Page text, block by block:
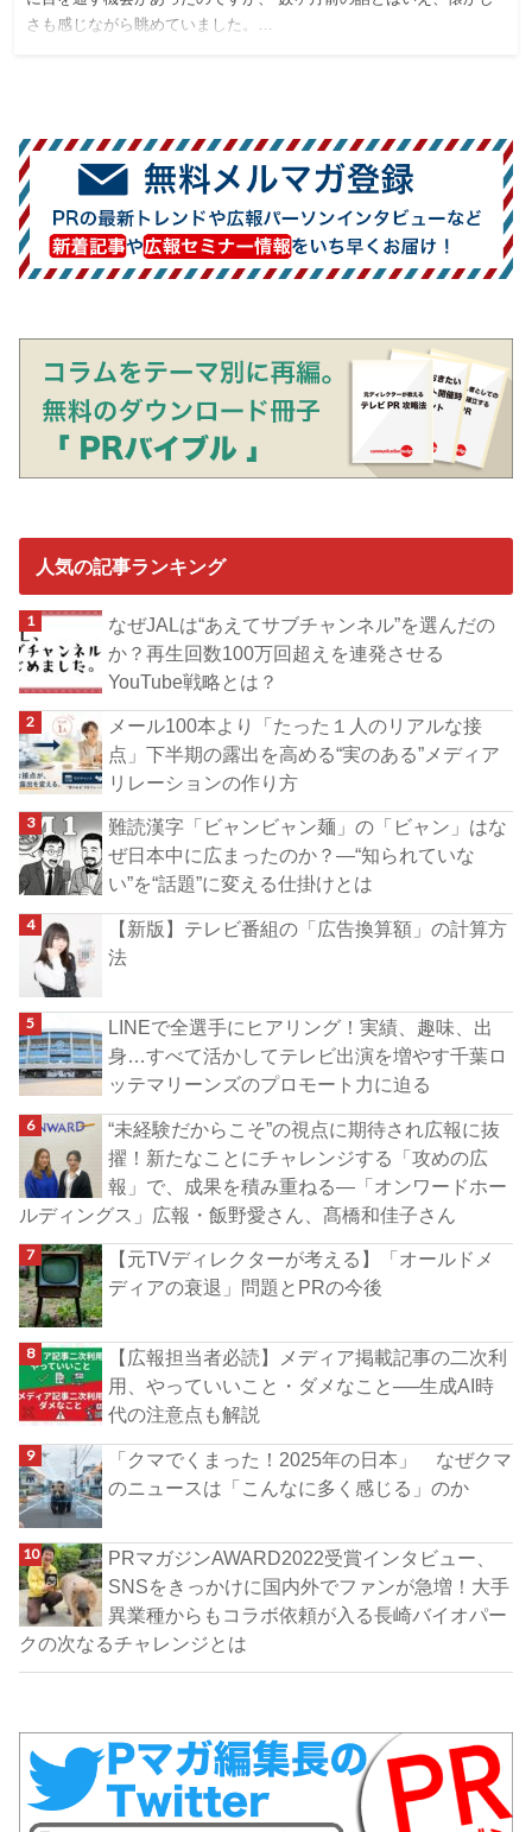
さも感じながら眺めていました。…
人気の記事ランキング
なぜJALは“あえてサブチャンネル”を選んだの
か？再生回数100万回超えを連発させる
YouTube戦略とは？
メール100本より「たった１人のリアルな接
点」下半期の露出を高める“実のある”メディア
リレーションの作り方
難読漢字「ビャンビャン麺」の「ビャン」はな
ぜ日本中に広まったのか？―“知られていな
い”を“話題”に変える仕掛けとは
【新版】テレビ番組の「広告換算額」の計算方
法
LINEで全選手にヒアリング！実績、趣味、出
身…すべて活かしてテレビ出演を増やす千葉ロ
ッテマリーンズのプロモート力に迫る
“未経験だからこそ”の視点に期待され広報に抜
擢！新たなことにチャレンジする「攻めの広
報」で、成果を積み重ねる―「オンワードホー
ルディングス」広報・飯野愛さん、髙橋和佳子さん
【元TVディレクターが考える】「オールドメ
ディアの衰退」問題とPRの今後
【広報担当者必読】メディア掲載記事の二次利
用、やっていいこと・ダメなこと──生成AI時
代の注意点も解説
「クマでくまった！2025年の日本」 なぜクマ
のニュースは「こんなに多く感じる」のか
PRマガジンAWARD2022受賞インタビュー、
SNSをきっかけに国内外でファンが急増！大手
異業種からもコラボ依頼が入る長崎バイオパー
クの次なるチャレンジとは